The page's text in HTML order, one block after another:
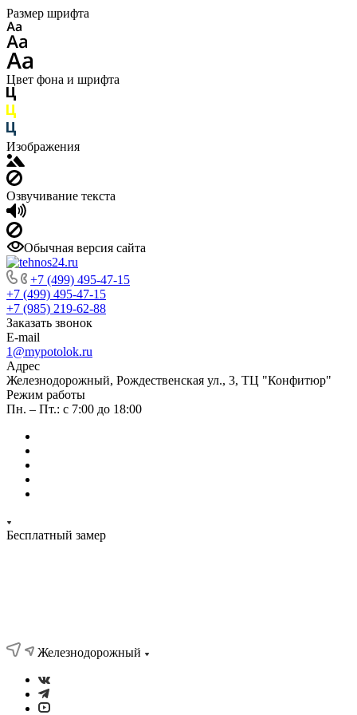
Размер шрифта
Цвет фона и шрифта
Изображения
Озвучивание текста
Обычная версия сайта
+7 (499) 495-47-15
+7 (499) 495-47-15
+7 (985) 219-62-88
Заказать звонок
E-mail
1@mypotolok.ru
Адрес
Железнодорожный, Рождественская ул., 3, ТЦ "Конфитюр"
Режим работы
Пн. – Пт.: с 7:00 до 18:00
Бесплатный замер
Железнодорожный